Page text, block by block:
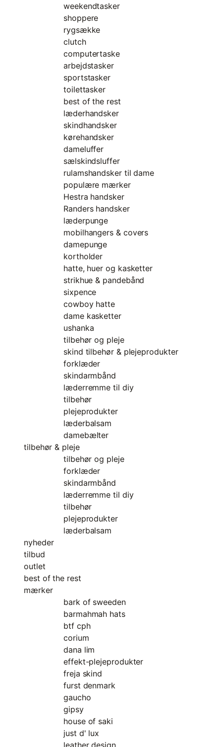
weekendtasker
shoppere
rygsække
clutch
computertaske
arbejdstasker
sportstasker
toilettasker
best of the rest
læderhandsker
skindhandsker
kørehandsker
dameluffer
sælskindsluffer
rulamshandsker til dame
populære mærker
Hestra handsker
Randers handsker
læderpunge
mobilhangers & covers
damepunge
kortholder
hatte, huer og kasketter
strikhue & pandebånd
sixpence
cowboy hatte
dame kasketter
ushanka
tilbehør og pleje
skind tilbehør & plejeprodukter
forklæder
skindarmbånd
læderremme til diy
tilbehør
plejeprodukter
læderbalsam
damebælter
tilbehør & pleje
tilbehør og pleje
forklæder
skindarmbånd
læderremme til diy
tilbehør
plejeprodukter
læderbalsam
nyheder
tilbud
outlet
best of the rest
mærker
bark of sweeden
barmahmah hats
btf cph
corium
dana lim
effekt-plejeprodukter
freja skind
furst denmark
gaucho
gipsy
house of saki
just d' lux